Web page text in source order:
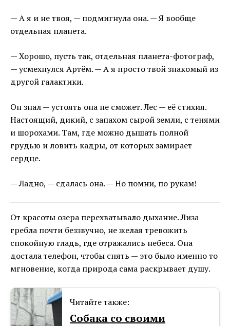
— А я и не твоя, — подмигнула она. — Я вообще
отдельная планета.
— Хорошо, пусть так, отдельная планета-фотограф,
— усмехнулся Артём. — А я просто твой знакомый из
другой галактики.
Он знал — устоять она не сможет. Лес — её стихия.
Настоящий, дикий, с запахом сырой земли, с тенями
и шорохами. Там, где можно дышать полной
грудью и ловить кадры, от которых замирает
сердце.
— Ладно, — сдалась она. — Но помни, по рукам!
От красоты озера перехватывало дыхание. Лиза
гребла почти беззвучно, не желая тревожить
спокойную гладь, где отражались небеса. Она
достала телефон, чтобы снять — это было именно то
мгновение, когда природа сама раскрывает душу.
Читайте также:
Собака со своими